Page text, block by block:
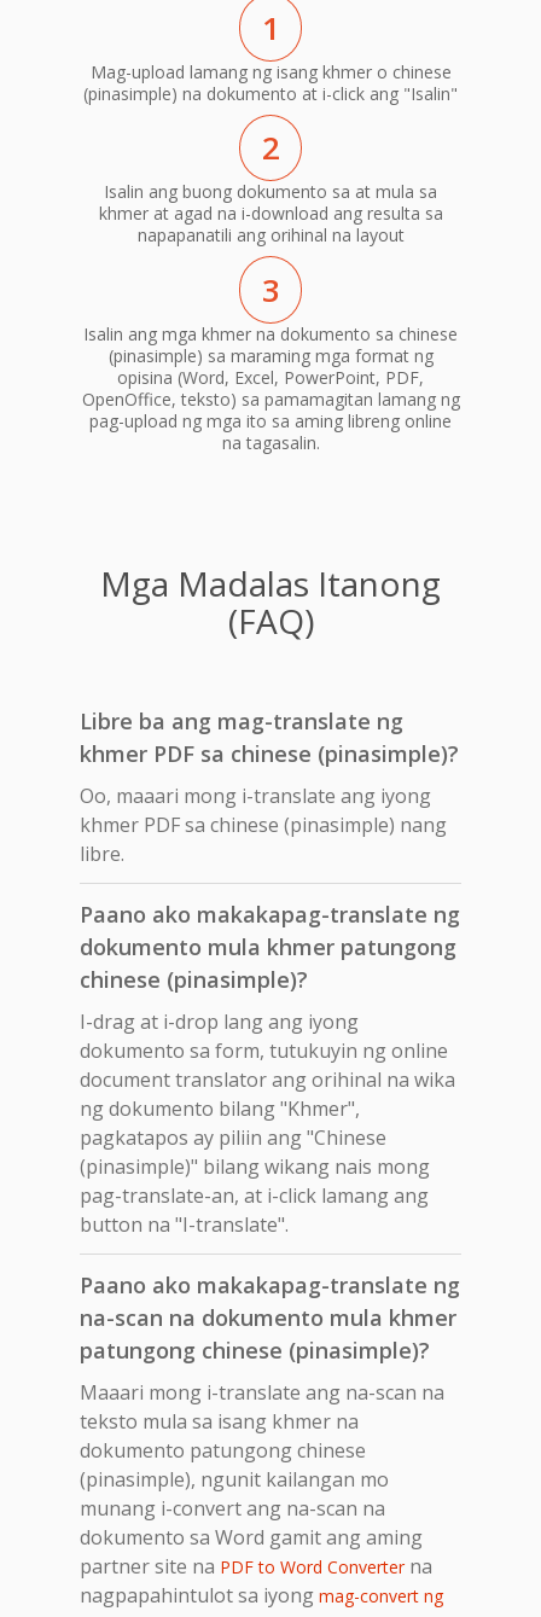
1
Mag-upload lamang ng isang khmer o chinese
(pinasimple) na dokumento at i-click ang "Isalin"
2
Isalin ang buong dokumento sa at mula sa
khmer at agad na i-download ang resulta sa
napapanatili ang orihinal na layout
3
Isalin ang mga khmer na dokumento sa chinese
(pinasimple) sa maraming mga format ng
opisina (Word, Excel, PowerPoint, PDF,
OpenOffice, teksto) sa pamamagitan lamang ng
pag-upload ng mga ito sa aming libreng online
na tagasalin.
Mga Madalas Itanong
(FAQ)
Libre ba ang mag-translate ng
khmer PDF sa chinese (pinasimple)?
Oo, maaari mong i-translate ang iyong
khmer PDF sa chinese (pinasimple) nang
libre.
Paano ako makakapag-translate ng
dokumento mula khmer patungong
chinese (pinasimple)?
I-drag at i-drop lang ang iyong
dokumento sa form, tutukuyin ng online
document translator ang orihinal na wika
ng dokumento bilang "Khmer",
pagkatapos ay piliin ang "Chinese
(pinasimple)" bilang wikang nais mong
pag-translate-an, at i-click lamang ang
button na "I-translate".
Paano ako makakapag-translate ng
na-scan na dokumento mula khmer
patungong chinese (pinasimple)?
Maaari mong i-translate ang na-scan na
teksto mula sa isang khmer na
dokumento patungong chinese
(pinasimple), ngunit kailangan mo
munang i-convert ang na-scan na
dokumento sa Word gamit ang aming
partner site na PDF to Word Converterna
nagpapahintulot sa iyong mag-convert ng